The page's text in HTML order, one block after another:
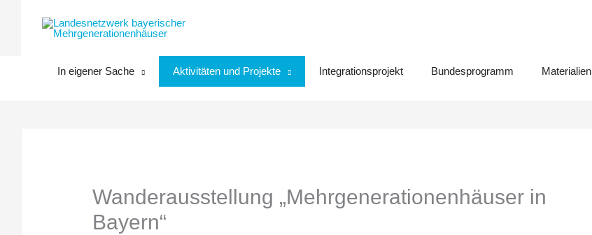
In eigener Sache Aktivitäten und Projekte Integrationsprojekt Bundesprogramm Materialien
Wanderausstellung „Mehrgenerationenhäuser in
Bayern“